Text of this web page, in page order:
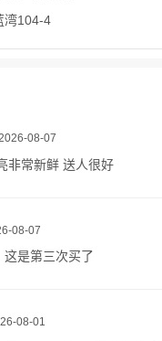
湾104-4
08-07
非常新鲜 送人很好
08-07
这是第三次买了
08-01